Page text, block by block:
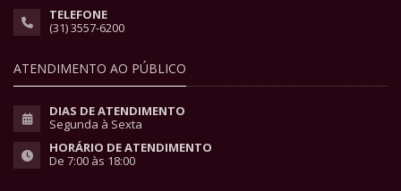
TELEFONE
(31) 3557-6200
ATENDIMENTO AO PÚBLICO
DIAS DE ATENDIMENTO
Segunda à Sexta
HORÁRIO DE ATENDIMENTO
De 7:00 às 18:00